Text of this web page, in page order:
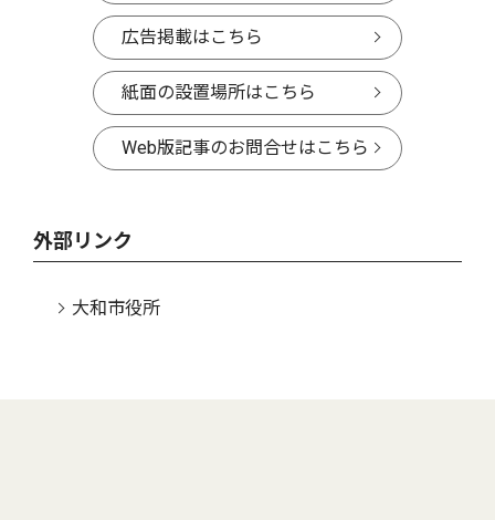
広告掲載はこちら
紙面の設置場所はこちら
Web版記事のお問合せはこちら
外部リンク
大和市役所